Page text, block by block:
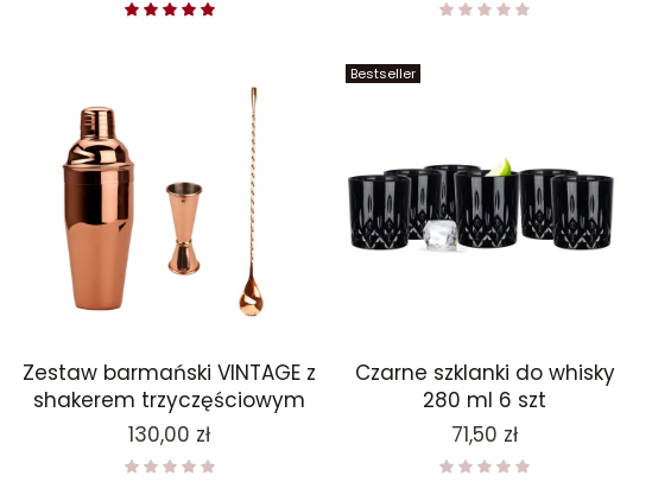
Zestaw barmański VINTAGE z
shakerem trzyczęściowym
Cena
130,00 zł
Bestseller
Czarne szklanki do whisky
280 ml 6 szt
Cena
71,50 zł